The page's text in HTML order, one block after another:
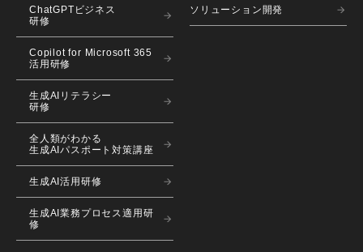
ChatGPTビジネス
研修
Copilot for Microsoft 365
活用研修
生成AIリテラシー
研修
全人類がわかる
生成AIパスポート対策講座
生成AI活用研修
生成AI業務プロセス適用研
修
ソリューション開発